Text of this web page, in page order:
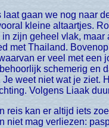
kleine altaartjes.
zijn geheel vlak,
met Thailand.
er veel met een
schemerig en
Je weet niet wat je ziet.
Volgens Liaak
niet mag verliezen: